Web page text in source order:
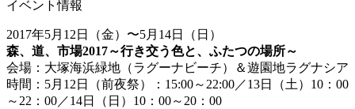
イベント情報
2017年5月12日（金）〜5月14日（日）
森、道、市場2017～行き交う色と、ふたつの場所～
会場：大塚海浜緑地（ラグーナビーチ）＆遊園地ラグナシア
時間：5月12日（前夜祭）：15:00～22:00／13日（土）10：00
～22：00／14日（日）10：00～20：00